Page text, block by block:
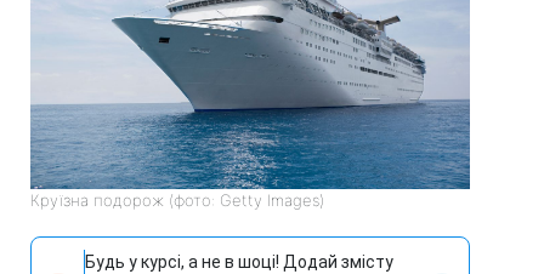
Круїзна подорож (фото: Getty Images)
Будь у курсі, а не в шоці! Додай змісту